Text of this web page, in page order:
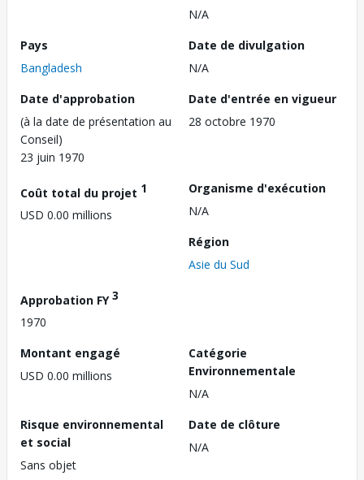
N/A
Pays
Bangladesh
Date de divulgation
N/A
Date d'approbation
(à la date de présentation au
Conseil)
23 juin 1970
Date d'entrée en vigueur
28 octobre 1970
Coût total du projet 1
USD 0.00 millions
Organisme d'exécution
N/A
Région
Asie du Sud
Approbation FY3
1970
Montant engagé
USD 0.00 millions
Catégorie
Environnementale
N/A
Risque environnemental
et social
Sans objet
Date de clôture
N/A